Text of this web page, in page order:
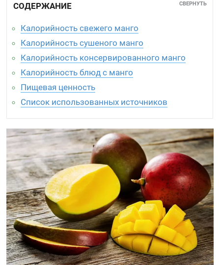
СОДЕРЖАНИЕ СВЕРНУТЬ
Калорийность свежего манго
Калорийность сушеного манго
Калорийность консервированного манго
Калорийность блюд с манго
Пищевая ценность
Список использованных источников